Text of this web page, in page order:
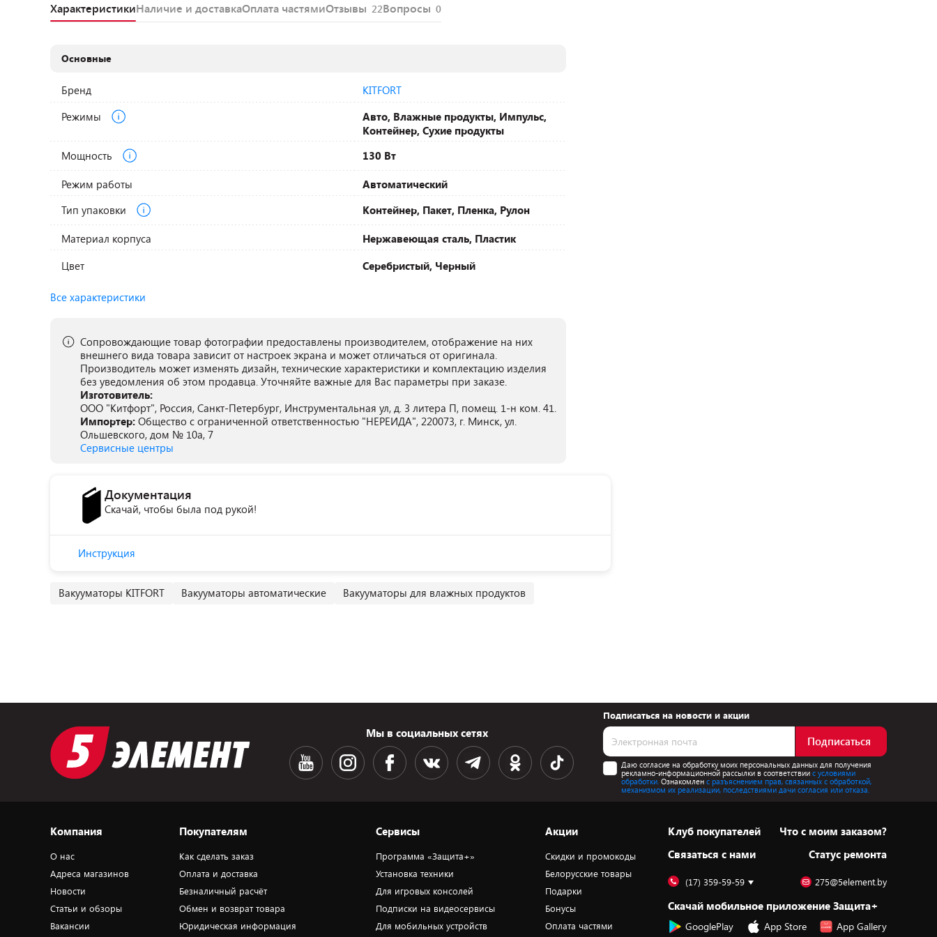
ХарактеристикиНаличие и доставкаОплата частямиОтзывы 22Вопросы 0
Основные
Бренд
KITFORT
Режимы
Авто, Влажные продукты, Импульс,
Контейнер, Сухие продукты
Мощность
130 Вт
Режим работы
Автоматический
Тип упаковки
Контейнер, Пакет, Пленка, Рулон
Материал корпуса
Нержавеющая сталь, Пластик
Цвет
Серебристый, Черный
Все характеристики
Сопровождающие товар фотографии предоставлены производителем, отображение на них
внешнего вида товара зависит от настроек экрана и может отличаться от оригинала.
Производитель может изменять дизайн, технические характеристики и комплектацию изделия
без уведомления об этом продавца. Уточняйте важные для Вас параметры при заказе.
Изготовитель:
ООО "Китфорт", Россия, Санкт-Петербург, Инструментальная ул, д. 3 литера П, помещ. 1-н ком. 41.
Импортер: Общество с ограниченной ответственностью "НЕРЕИДА", 220073, г. Минск, ул.
Ольшевского, дом № 10а, 7
Сервисные центры
Документация
Скачай, чтобы была под рукой!
Инструкция
Вакууматоры KITFORT Вакууматоры автоматические Вакууматоры для влажных продуктов
Мы в социальных сетях
Подписаться на новости и акции
Подписаться
Даю согласие на обработку моих персональных данных для получения
рекламно-информационной рассылки в соответствиис условиями
обработки. Ознакомлен с разъяснением прав, связанных с обработкой,
механизмом их реализации, последствиями дачи согласия или отказа.
Компания
О нас
Адреса магазинов
Новости
Статьи и обзоры
Вакансии
Покупателям
Как сделать заказ
Оплата и доставка
Безналичный расчёт
Обмен и возврат товара
Юридическая информация
Сервисы
Программа «Защита+»
Установка техники
Для игровых консолей
Подписки на видеосервисы
Для мобильных устройств
Акции
Скидки и промокоды
Белорусские товары
Подарки
Бонусы
Оплата частями
Клуб покупателей
Cвязаться с нами
Что с моим заказом?
Статус ремонта
(17) 359-59-59 275@5element.by
Скачай мобильное приложение Защита+
GooglePlay App Store App Gallery